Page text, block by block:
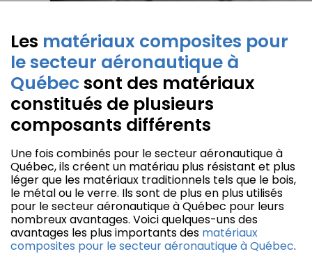
Les matériaux composites pour
le secteur aéronautique à
Québecsont des matériaux
constitués de plusieurs
composants différents
Une fois combinés pour le secteur aéronautique à
Québec, ils créent un matériau plus résistant et plus
léger que les matériaux traditionnels tels que le bois,
le métal ou le verre. Ils sont de plus en plus utilisés
pour le secteur aéronautique à Québec pour leurs
nombreux avantages. Voici quelques-uns des
avantages les plus importants des matériaux
composites pour le secteur aéronautique à Québec.